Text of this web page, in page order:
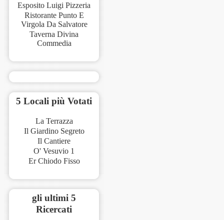
Esposito Luigi Pizzeria
Ristorante Punto E
Virgola Da Salvatore
Taverna Divina
Commedia
5 Locali più Votati
La Terrazza
Il Giardino Segreto
Il Cantiere
O' Vesuvio 1
Er Chiodo Fisso
gli ultimi 5
Ricercati